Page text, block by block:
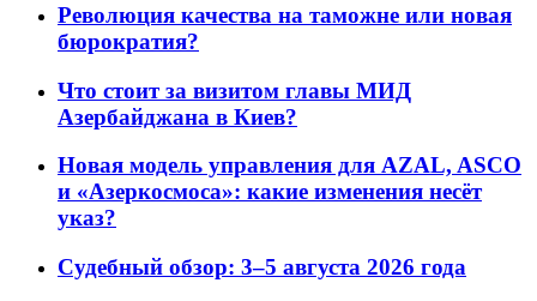
Революция качества на таможне или новая
бюрократия?
Что стоит за визитом главы МИД
Азербайджана в Киев?
Новая модель управления для AZAL, ASCO
и «Азеркосмоса»: какие изменения несёт
указ?
Судебный обзор: 3–5 августа 2026 года